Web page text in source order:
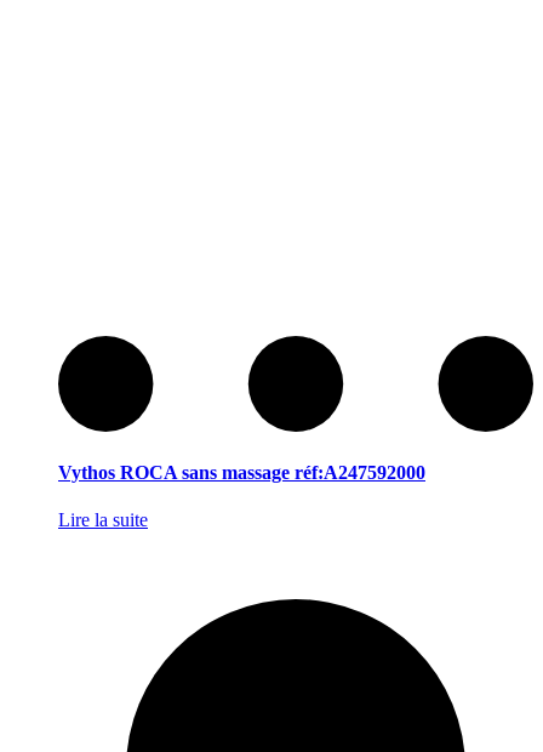
Vythos ROCA sans massage réf:A247592000
Lire la suite